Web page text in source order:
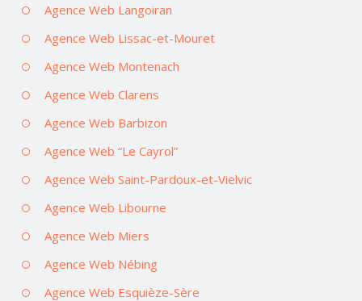
Agence Web Langoiran
Agence Web Lissac-et-Mouret
Agence Web Montenach
Agence Web Clarens
Agence Web Barbizon
Agence Web “Le Cayrol”
Agence Web Saint-Pardoux-et-Vielvic
Agence Web Libourne
Agence Web Miers
Agence Web Nébing
Agence Web Esquièze-Sère